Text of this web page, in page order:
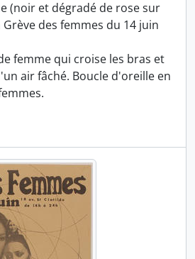
(noir et dégradé de rose sur
des femmes du 14 juin
femme qui croise les bras et
air fâché. Boucle d'oreille en